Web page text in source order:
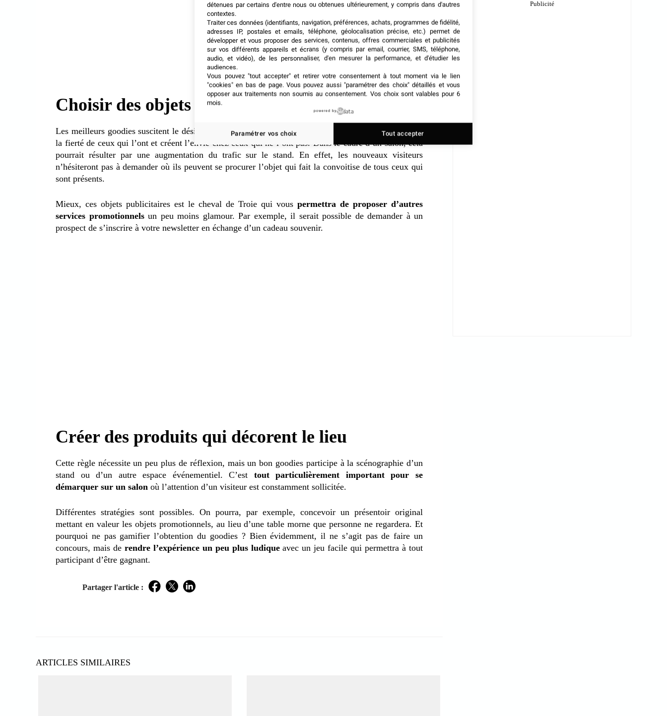
Choisir des objets publicitaires qu’on veut avoir
Les meilleurs goodies suscitent le désir chez le public. Un peucomme des objets collector, ils font
la fierté de ceux qui l’ont et créent l’envie chez ceux qui ne l’ont pas. Dans le cadre d’un salon, cela
pourrait résulter par une augmentation du trafic sur le stand. En effet, les nouveaux visiteurs
n’hésiteront pas à demander où ils peuvent se procurer l’objet qui fait la convoitise de tous ceux qui
sont présents.
Mieux, ces objets publicitaires est le cheval de Troie qui vous permettra de proposer d’autres
services promotionnelsun peu moins glamour. Par exemple, il serait possible de demander à un
prospect de s’inscrire à votre newsletter en échange d’un cadeau souvenir.
Créer des produits qui décorent le lieu
Cette règle nécessite un peu plus de réflexion, mais un bon goodies participe à la scénographie d’un
stand ou d’un autre espace événementiel. C’est tout particulièrement important pour se
démarquer sur un salon où l’attention d’un visiteur est constamment sollicitée.
Différentes stratégies sont possibles. On pourra, par exemple, concevoir un présentoir original
mettant en valeur les objets promotionnels, au lieu d’une table morne que personne ne regardera. Et
pourquoi ne pas gamifier l’obtention du goodies ? Bien évidemment, il ne s’agit pas de faire un
concours, mais de rendre l’expérience un peu plus ludiqueavec un jeu facile qui permettra à tout
participant d’être gagnant.
Partager l'article : Facebook
TwitterLinkedIn
ARTICLES SIMILAIRES
détenues par certains d'entre nous ou obtenues ultérieurement, y compris dans d'autres
contextes.
Traiter ces données (identifiants, navigation, préférences, achats, programmes de fidélité,
adresses IP, postales et emails, téléphone, géolocalisation précise, etc.) permet de
développer et vous proposer des services, contenus, offres commerciales et publicités
sur vos différents appareils et écrans (y compris par email, courrier, SMS, téléphone,
audio, et vidéo), de les personnaliser, d'en mesurer la performance, et d'étudier les
audiences.
Vous pouvez "tout accepter" et retirer votre consentement à tout moment via le lien
"cookies" en bas de page. Vous pouvez aussi "paramétrer des choix" détaillés et vous
opposer aux traitements non soumis au consentement. Vos choix sont valables pour 6
mois.
powered by
Paramétrer vos choix Tout accepter